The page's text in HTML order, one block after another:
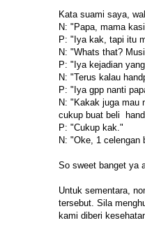
Kata suami saya,
N: "Papa, mama
P: "Iya kak, tapi itu
N: "Whats that?
P: "Iya kejadian
N: "Terus kalau
P: "Iya gpp nanti
N: "Kakak juga mau
cukup buat beli
P: "Cukup kak."
N: "Oke, 1 celengan
So sweet banget ya
Untuk sementara,
tersebut. Sila
kami diberi